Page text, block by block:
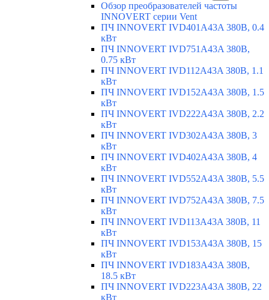
Обзор преобразователей частоты
INNOVERT серии Vent
ПЧ INNOVERT IVD401A43A 380В, 0.4
кВт
ПЧ INNOVERT IVD751A43A 380В,
0.75 кВт
ПЧ INNOVERT IVD112A43A 380В, 1.1
кВт
ПЧ INNOVERT IVD152A43A 380В, 1.5
кВт
ПЧ INNOVERT IVD222A43A 380В, 2.2
кВт
ПЧ INNOVERT IVD302A43A 380В, 3
кВт
ПЧ INNOVERT IVD402A43A 380В, 4
кВт
ПЧ INNOVERT IVD552A43A 380В, 5.5
кВт
ПЧ INNOVERT IVD752A43A 380В, 7.5
кВт
ПЧ INNOVERT IVD113A43A 380В, 11
кВт
ПЧ INNOVERT IVD153A43A 380В, 15
кВт
ПЧ INNOVERT IVD183A43A 380В,
18.5 кВт
ПЧ INNOVERT IVD223A43A 380В, 22
кВт